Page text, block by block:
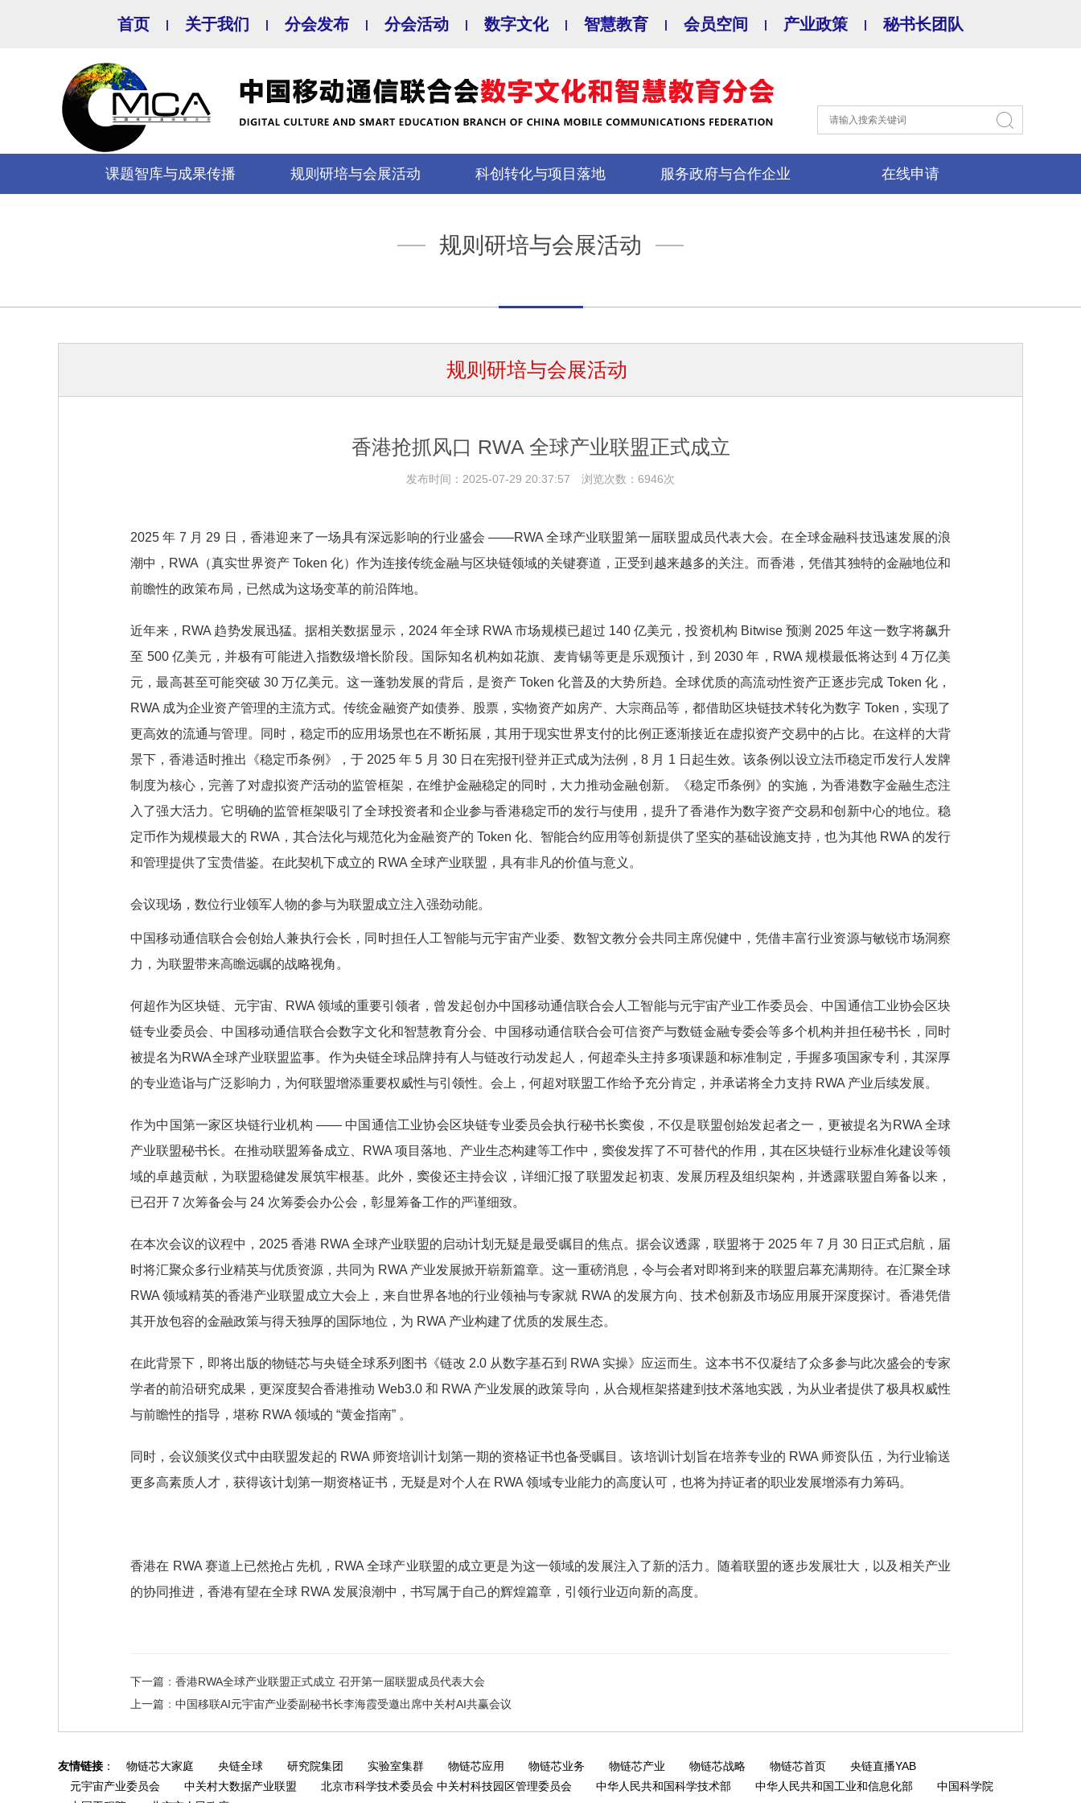
首页 | 关于我们 | 分会发布 | 分会活动 | 数字文化 | 智慧教育 | 会员空间 | 产业政策 | 秘书长团队
课题智库与成果传播 规则研培与会展活动 科创转化与项目落地 服务政府与合作企业 在线申请
规则研培与会展活动
规则研培与会展活动
香港抢抓风口 RWA 全球产业联盟正式成立
发布时间：2025-07-29 20:37:57 浏览次数：6946次
2025 年 7 月 29 日，香港迎来了一场具有深远影响的行业盛会 ——RWA 全球产业联盟第一届联盟成员代表大会。在全球金融科技迅速发展的浪
潮中，RWA（真实世界资产 Token 化）作为连接传统金融与区块链领域的关键赛道，正受到越来越多的关注。而香港，凭借其独特的金融地位和
前瞻性的政策布局，已然成为这场变革的前沿阵地。
近年来，RWA 趋势发展迅猛。据相关数据显示，2024 年全球 RWA 市场规模已超过 140 亿美元，投资机构 Bitwise 预测 2025 年这一数字将飙升
至 500 亿美元，并极有可能进入指数级增长阶段。国际知名机构如花旗、麦肯锡等更是乐观预计，到 2030 年，RWA 规模最低将达到 4 万亿美
元，最高甚至可能突破 30 万亿美元。这一蓬勃发展的背后，是资产 Token 化普及的大势所趋。全球优质的高流动性资产正逐步完成 Token 化，
RWA 成为企业资产管理的主流方式。传统金融资产如债券、股票，实物资产如房产、大宗商品等，都借助区块链技术转化为数字 Token，实现了
更高效的流通与管理。同时，稳定币的应用场景也在不断拓展，其用于现实世界支付的比例正逐渐接近在虚拟资产交易中的占比。在这样的大背
景下，香港适时推出《稳定币条例》，于 2025 年 5 月 30 日在宪报刊登并正式成为法例，8 月 1 日起生效。该条例以设立法币稳定币发行人发牌
制度为核心，完善了对虚拟资产活动的监管框架，在维护金融稳定的同时，大力推动金融创新。《稳定币条例》的实施，为香港数字金融生态注
入了强大活力。它明确的监管框架吸引了全球投资者和企业参与香港稳定币的发行与使用，提升了香港作为数字资产交易和创新中心的地位。稳
定币作为规模最大的 RWA，其合法化与规范化为金融资产的 Token 化、智能合约应用等创新提供了坚实的基础设施支持，也为其他 RWA 的发行
和管理提供了宝贵借鉴。在此契机下成立的 RWA 全球产业联盟，具有非凡的价值与意义。
会议现场，数位行业领军人物的参与为联盟成立注入强劲动能。​
中国移动通信联合会创始人兼执行会长，同时担任人工智能与元宇宙产业委、数智文教分会共同主席倪健中，凭借丰富行业资源与敏锐市场洞察
力，为联盟带来高瞻远瞩的战略视角。​
何超作为区块链、元宇宙、RWA 领域的重要引领者，曾发起创办中国移动通信联合会人工智能与元宇宙产业工作委员会、中国通信工业协会区块
链专业委员会、中国移动通信联合会数字文化和智慧教育分会、中国移动通信联合会可信资产与数链金融专委会等多个机构并担任秘书长，同时
被提名为RWA全球产业联盟监事。作为央链全球品牌持有人与链改行动发起人，何超牵头主持多项课题和标准制定，手握多项国家专利，其深厚
的专业造诣与广泛影响力，为何联盟增添重要权威性与引领性。会上，何超对联盟工作给予充分肯定，并承诺将全力支持 RWA 产业后续发展。
作为中国第一家区块链行业机构 —— 中国通信工业协会区块链专业委员会执行秘书长窦俊，不仅是联盟创始发起者之一，更被提名为RWA 全球
产业联盟秘书长。在推动联盟筹备成立、RWA 项目落地、产业生态构建等工作中，窦俊发挥了不可替代的作用，其在区块链行业标准化建设等领
域的卓越贡献，为联盟稳健发展筑牢根基。此外，窦俊还主持会议，详细汇报了联盟发起初衷、发展历程及组织架构，并透露联盟自筹备以来，
已召开 7 次筹备会与 24 次筹委会办公会，彰显筹备工作的严谨细致。​
在本次会议的议程中，2025 香港 RWA 全球产业联盟的启动计划无疑是最受瞩目的焦点。据会议透露，联盟将于 2025 年 7 月 30 日正式启航，届
时将汇聚众多行业精英与优质资源，共同为 RWA 产业发展掀开崭新篇章。这一重磅消息，令与会者对即将到来的联盟启幕充满期待。在汇聚全球
RWA 领域精英的香港产业联盟成立大会上，来自世界各地的行业领袖与专家就 RWA 的发展方向、技术创新及市场应用展开深度探讨。香港凭借
其开放包容的金融政策与得天独厚的国际地位，为 RWA 产业构建了优质的发展生态。
在此背景下，即将出版的物链芯与央链全球系列图书《链改 2.0 从数字基石到 RWA 实操》应运而生。这本书不仅凝结了众多参与此次盛会的专家
学者的前沿研究成果，更深度契合香港推动 Web3.0 和 RWA 产业发展的政策导向，从合规框架搭建到技术落地实践，为从业者提供了极具权威性
与前瞻性的指导，堪称 RWA 领域的 “黄金指南” 。
同时，会议颁奖仪式中由联盟发起的 RWA 师资培训计划第一期的资格证书也备受瞩目。该培训计划旨在培养专业的 RWA 师资队伍，为行业输送
更多高素质人才，获得该计划第一期资格证书，无疑是对个人在 RWA 领域专业能力的高度认可，也将为持证者的职业发展增添有力筹码。​
香港在 RWA 赛道上已然抢占先机，RWA 全球产业联盟的成立更是为这一领域的发展注入了新的活力。随着联盟的逐步发展壮大，以及相关产业
的协同推进，香港有望在全球 RWA 发展浪潮中，书写属于自己的辉煌篇章，引领行业迈向新的高度。
下一篇 ： 香港RWA全球产业联盟正式成立 召开第一届联盟成员代表大会
上一篇 ： 中国移联AI元宇宙产业委副秘书长李海霞受邀出席中关村AI共赢会议
友情链接 ： 物链芯大家庭 央链全球 研究院集团 实验室集群 物链芯应用 物链芯业务 物链芯产业 物链芯战略 物链芯首页
央链直播YAB
元宇宙产业委员会
中关村大数据产业联盟 北京市科学技术委员会 中关村科技园区管理委员会 中华人民共和国科学技术部 中华人民共和国工业和信息化部
中国科学院